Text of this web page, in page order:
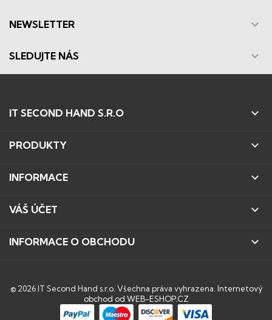
NEWSLETTER 
SLEDUJTE NÁS 
IT SECOND HAND S.R.O 
PRODUKTY 
INFORMACE 
VÁŠ ÚČET 
INFORMACE O OBCHODU 
© 2026 IT Second Hand s.r.o. Všechna práva vyhrazena. Internetový
obchod od WEB-ESHOP.CZ